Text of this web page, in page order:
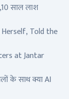
साल लाश
Told the
at Jantar
के साथ क्या AI